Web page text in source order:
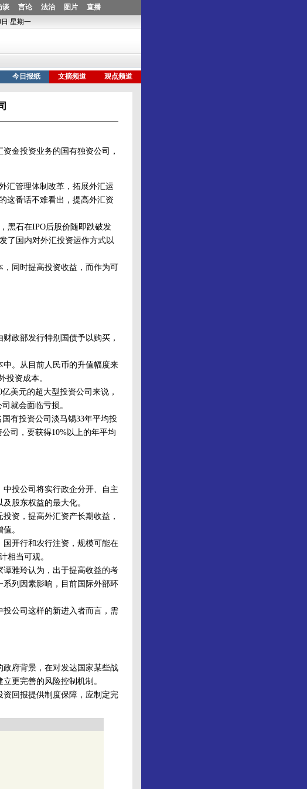
金投资业务的国有独资公司，
管理体制改革，拓展外汇运
这番话不难看出，提高外汇资
黑石在IPO后股价随即跌破发
了国内对外汇投资运作方式以
同时提高投资收益，而作为可
政部发行特别国债予以购买，
。从目前人民币的升值幅度来
投资成本。
美元的超大型投资公司来说，
就会面临亏损。
有投资公司淡马锡33年平均投
司，要获得10%以上的年平均
投公司将实行政企分开、自主
股东权益的最大化。
资，提高外汇资产长期收益，
。
开行和农行注资，规模可能在
相当可观。
雅玲认为，出于提高收益的考
列因素影响，目前国际外部环
公司这样的新进入者而言，需
府背景，在对发达国家某些战
更完善的风险控制机制。
回报提供制度保障，应制定完